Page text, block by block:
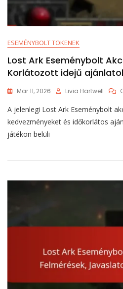
ESEMÉNYBOLT TOKENEK
Lost Ark Eseménybolt
Korlátozott idejű
Mar 11, 2026 Livia Hartwell
A jelenlegi Lost Ark Eseménybolt
kedvezményeket és időkorlátos
játékon belüli